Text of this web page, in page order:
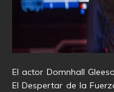
El actor Domnhall
El Despertar de la